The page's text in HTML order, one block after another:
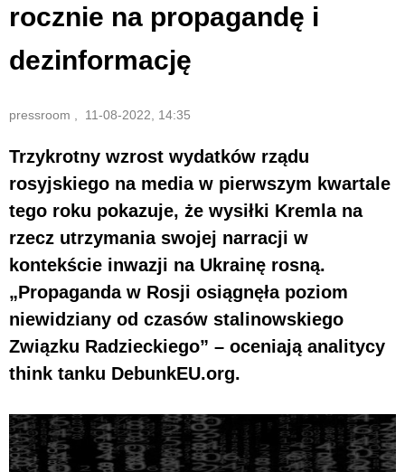
rocznie na propagandę i
dezinformację
pressroom , 11-08-2022, 14:35
Trzykrotny wzrost wydatków rządu
rosyjskiego na media w pierwszym kwartale
tego roku pokazuje, że wysiłki Kremla na
rzecz utrzymania swojej narracji w
kontekście inwazji na Ukrainę rosną.
„Propaganda w Rosji osiągnęła poziom
niewidziany od czasów stalinowskiego
Związku Radzieckiego” – oceniają analitycy
think tanku DebunkEU.org.